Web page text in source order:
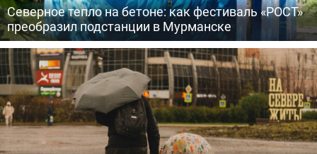
Северное тепло на бетоне: как фестиваль «РОСТ»
преобразил подстанции в Мурманске